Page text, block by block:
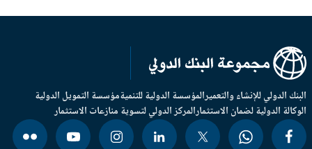
الدولي للإنشاء والتعميرالمؤسسة الدولية للتنميةمؤسسة التمويل الدولية
الدولية لضمان الاستثمارالمركز الدولي لتسوية منازعات الاستثمار